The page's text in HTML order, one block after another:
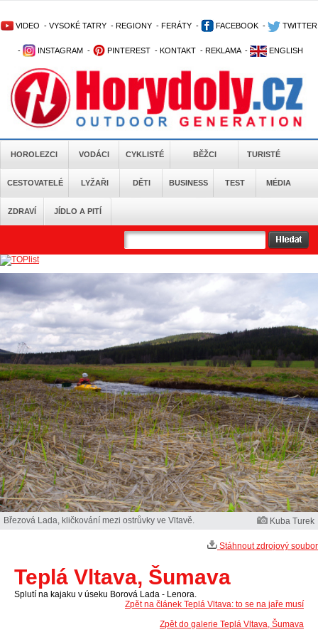
VIDEO - VYSOKÉ TATRY - REGIONY - FERÁTY - FACEBOOK - TWITTER
- INSTAGRAM - PINTEREST - KONTAKT - REKLAMA - ENGLISH
HOROLEZCI VODÁCI CYKLISTÉ BĚŽCI TURISTÉ
CESTOVATELÉ LYŽAŘI DĚTI BUSINESS TEST MÉDIA
ZDRAVÍ JÍDLO A PITÍ
Březová Lada, kličkování mezi ostrůvky ve Vltavě. Kuba Turek
Stáhnout zdrojový soubor
Teplá Vltava, Šumava
Splutí na kajaku v úseku Borová Lada - Lenora.
Zpět na článek Teplá Vltava: to se na jaře musí
Zpět do galerie Teplá Vltava, Šumava